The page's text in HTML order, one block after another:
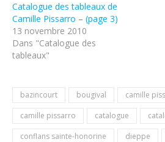
Catalogue des tableaux de
Camille Pissarro – (page 3)
13 novembre 2010
Dans "Catalogue des
tableaux"
bazincourt bougival
camille
camille pissarro
catalogue
conflans sainte-honorine
dieppe